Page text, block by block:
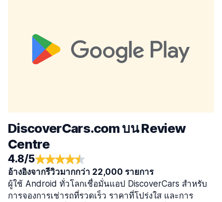
DiscoverCars.com บน Review
Centre
4.8/5
อ้างอิงจากรีวิวมากกว่า 22,000 รายการ
ผู้ใช้ Android ทั่วโลกเชื่อมั่นแอป DiscoverCars สำหรับ
การจองการเช่ารถที่รวดเร็ว ราคาที่โปร่งใส และการ